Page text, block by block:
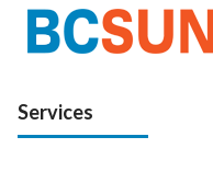
Services